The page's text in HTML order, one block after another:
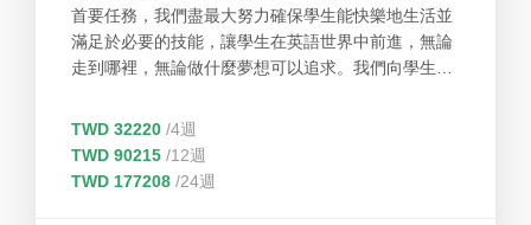
首要任務，我們盡最大努力確保學生能快樂地生活並
滿足於必要的技能，讓學生在英語世界中前進，無論
走到哪裡，無論做什麼夢想可以追求。我們向學生保
定在這裡學習。“ A＆J重視英語教育，另一個則是生
活愉快，也因為學校給予無比的熱情好客和溫暖，才
讓學生覺得他們在這個地方像是第二故鄉。除此之
TWD 32220 /4週
TWD 90215 /12週
TWD 177208 /24週